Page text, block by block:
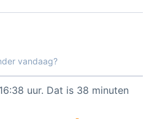
vandaag?
uur. Dat is 38 minuten